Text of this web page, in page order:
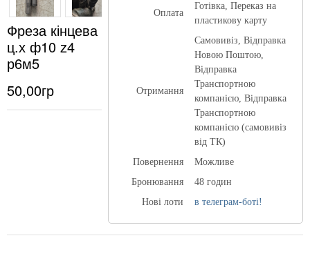
Фреза кінцева
ц.х ф10 z4
р6м5
50,00гр
Оплата
Готівка, Переказ на
пластикову карту
Отримання
Самовивіз, Відправка
Новою Поштою,
Відправка
Транспортною
компанією, Відправка
Транспортною
компанією (самовивіз
від ТК)
Повернення
Можливе
Бронювання
48 годин
Нові лоти
в телеграм-боті!